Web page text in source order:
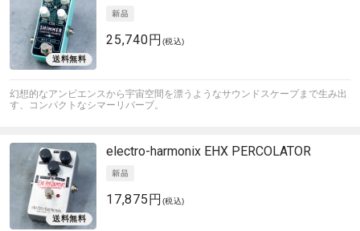
25,740円 (税込)
幻想的なアンビエンスから宇宙空間を漂うようなサウンドスケープまで生み出
す、コンパクトなシマーリバーブ。
electro-harmonix EHX PERCOLATOR
17,875円 (税込)